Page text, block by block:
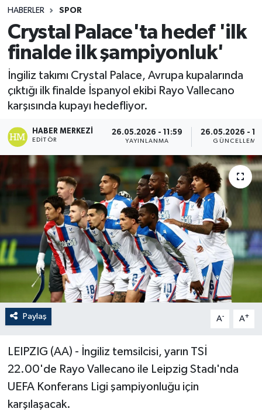
HABERLER SPOR
Crystal Palace'ta hedef 'ilk
finalde ilk şampiyonluk'
İngiliz takımı Crystal Palace, Avrupa kupalarında
çıktığı ilk finalde İspanyol ekibi Rayo Vallecano
karşısında kupayı hedefliyor.
HABER MERKEZI
EDITÖR
26.05.2026 - 11:59
YAYINLANMA
26.05.2026 -
GÜNCELLEME
Paylaş A- A+
LEIPZIG (AA) - İngiliz temsilcisi, yarın TSİ
22.00'de Rayo Vallecano ile Leipzig Stadı'nda
UEFA Konferans Ligi şampiyonluğu için
karşılaşacak.
Teknoloji
Yaşam